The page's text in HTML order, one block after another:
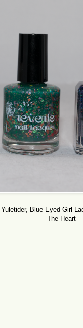
Blue Eyed Girl
The Heart